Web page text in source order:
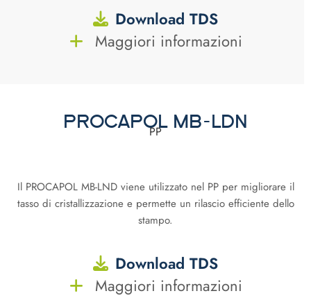
Download TDS
Maggiori informazioni
PROCAPOL MB-LDN
PP
Il PROCAPOL MB-LND viene utilizzato nel PP per migliorare il
tasso di cristallizzazione e permette un rilascio efficiente dello
stampo.
Download TDS
Maggiori informazioni